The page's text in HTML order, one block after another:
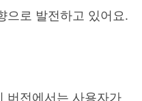
으로 발전하고 있어요.
버전에서는 사용자가